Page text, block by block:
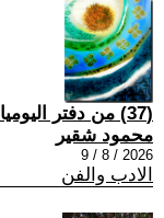
(37) من دفتر اليوميات/محمود شقير71
محمود شقير
2026 / 8 / 9
الادب والفن